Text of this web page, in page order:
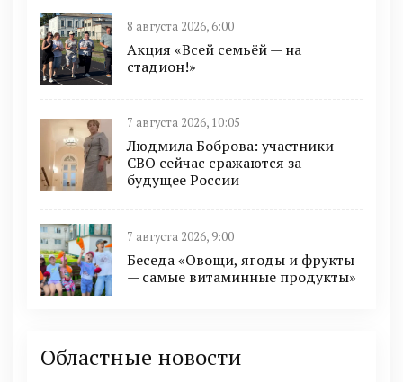
8 августа 2026, 6:00
Акция «Всей семьёй — на
стадион!»
7 августа 2026, 10:05
Людмила Боброва: участники
СВО сейчас сражаются за
будущее России
7 августа 2026, 9:00
Беседа «Овощи, ягоды и фрукты
— самые витаминные продукты»
Областные новости